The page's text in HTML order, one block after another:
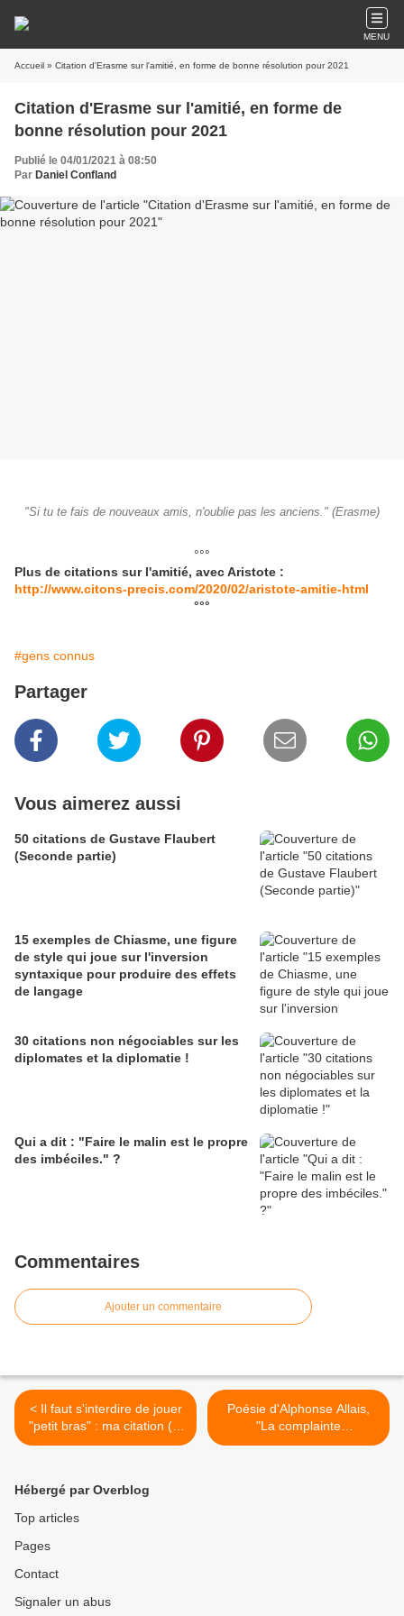
MENU
Accueil » Citation d'Erasme sur l'amitié, en forme de bonne résolution pour 2021
Citation d'Erasme sur l'amitié, en forme de
bonne résolution pour 2021
Publié le 04/01/2021 à 08:50
Par Daniel Confland
"Si tu te fais de nouveaux amis, n'oublie pas les anciens." (Erasme)
°°°
Plus de citations sur l'amitié, avec Aristote :
http://www.citons-precis.com/2020/02/aristote-amitie-html
°°°
#gens connus
Partager
Vous aimerez aussi
50 citations de Gustave Flaubert
(Seconde partie)
15 exemples de Chiasme, une figure
de style qui joue sur l'inversion
syntaxique pour produire des effets
de langage
30 citations non négociables sur les
diplomates et la diplomatie !
Qui a dit : "Faire le malin est le propre
des imbéciles." ?
Commentaires
Ajouter un commentaire
< Il faut s'interdire de jouer
"petit bras" : ma citation (et
bonne résolution) du jour !
Poésie d'Alphonse Allais,
"La complainte
amoureuse", dopée au
Hébergé par Overblog
Top articles
Pages
Contact
Signaler un abus